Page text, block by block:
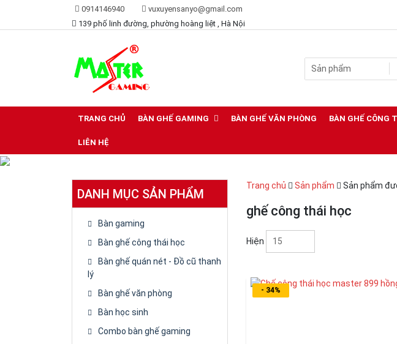
0914146940
vuxuyensanyo@gmail.com
139 phố linh đường, phường hoàng liệt , Hà Nội
Bàn ghế game master
TRANG CHỦ BÀN GHẾ GAMING BÀN GHẾ VĂN PHÒNG BÀN GHẾ CÔNG
LIÊN HỆ
Trang chủ Sản phẩm Sản phẩm
ghế công thái học
Hiện
- 34%
DANH MỤC SẢN PHẨM
Bàn gaming
Bàn ghế công thái học
Bàn ghế quán nét - Đồ cũ thanh
lý
Bàn ghế văn phòng
Bàn học sinh
Combo bàn ghế gaming